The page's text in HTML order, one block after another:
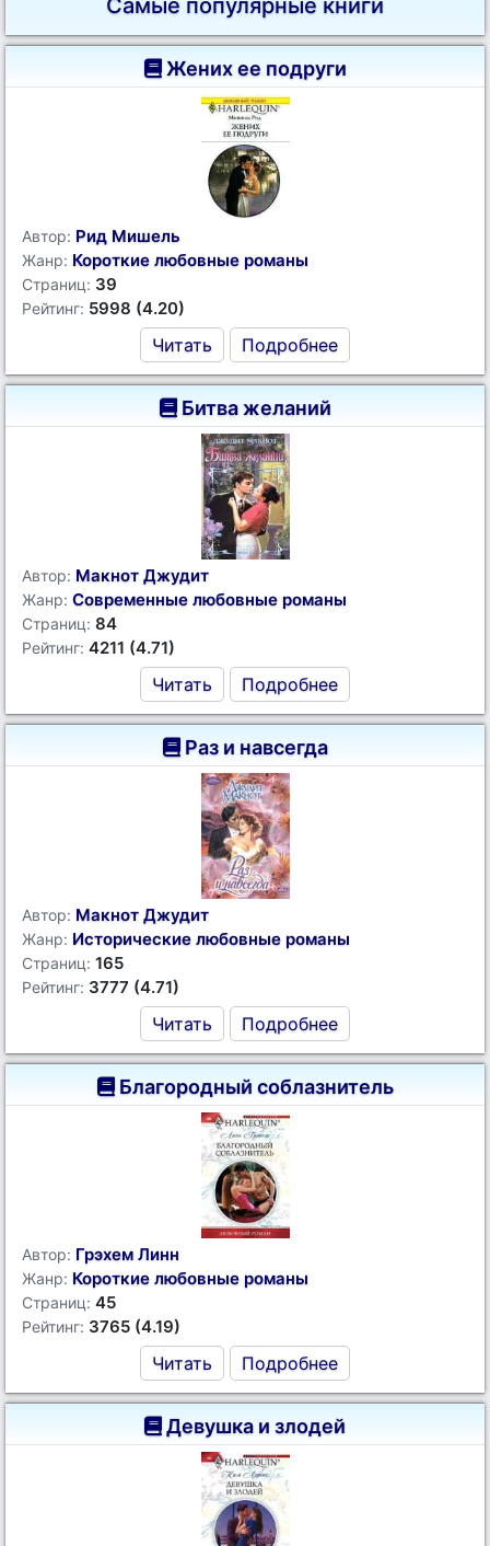
Самые популярные книги
Жених ее подруги
Автор: Рид Мишель
Жанр: Короткие любовные романы
Страниц: 39
Рейтинг: 5998 (4.20)
Читать Подробнее
Битва желаний
Автор: Макнот Джудит
Жанр: Современные любовные романы
Страниц: 84
Рейтинг: 4211 (4.71)
Читать Подробнее
Раз и навсегда
Автор: Макнот Джудит
Жанр: Исторические любовные романы
Страниц: 165
Рейтинг: 3777 (4.71)
Читать Подробнее
Благородный соблазнитель
Автор: Грэхем Линн
Жанр: Короткие любовные романы
Страниц: 45
Рейтинг: 3765 (4.19)
Читать Подробнее
Девушка и злодей